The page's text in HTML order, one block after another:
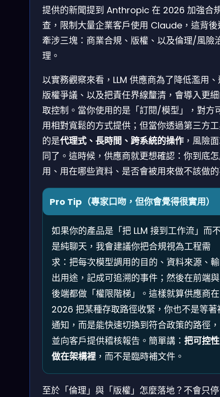
提供的新聞提到 Anthropic 在 2026 加強合
查，限制大量企業客戶使用 Claude，這背後
牽涉三塊：商業合規、版權、以及倫理/風險
理。
以實務觀察來看，LLM 供應商為了降低濫用
版權爭議、以及把責任界線釐清，會導入更
取控制。當你使用的是「訂閱/模型」，對方
用相對寬鬆的方式提供；但當你透過第三方
的是代理式、長時間、跨系統的操作 ，風險
同了。這時候，供應商就更想確認：你到底
用、用在哪些資料、是否會被用來做不該做
Pro Tip（專家口吻，但你會覺得很實用）
如果你的產品是「把 LLM 接到工作流」而
是純聊天，我會建議你把合規視為工程需
求：把每次模型調用的目的、資料來源、輸
出用途，記成可追溯的事件；然後在前端與
後端都做「權限階梯」。這樣就算供應商在
2026 把某種存取路徑收緊，你也不是等著
通知，而是能快速切換到符合政策的路徑，
並向客戶提供稽核報告。簡單講： 把可控性
做在架構裡 ，而不是臨時補文件。
至於「倫理」與「版權」怎麼落地？不會只